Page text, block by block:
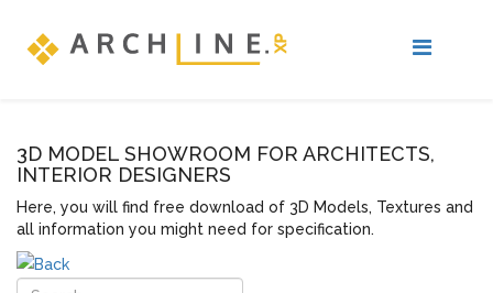
3D MODEL SHOWROOM FOR ARCHITECTS,
INTERIOR DESIGNERS
Here, you will find free download of 3D Models, Textures and
all information you might need for specification.